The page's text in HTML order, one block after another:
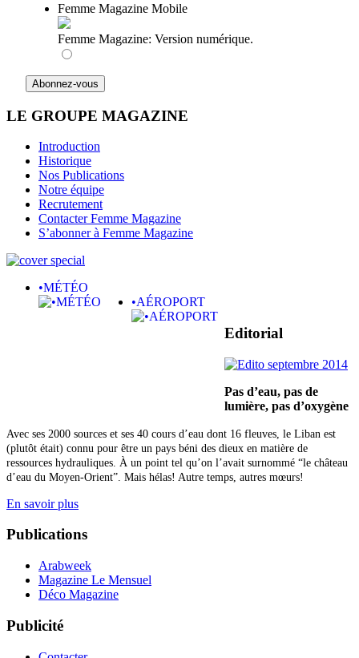
Femme Magazine Mobile
Femme Magazine: Version numérique.
LE GROUPE MAGAZINE
Introduction
Historique
Nos Publications
Notre équipe
Recrutement
Contacter Femme Magazine
S’abonner à Femme Magazine
•MÉTÉO
•AÉROPORT
Editorial
Pas d’eau, pas de
lumière, pas d’oxygène
Avec ses 2000 sources et ses 40 cours d’eau dont 16 fleuves, le Liban est
(plutôt était) connu pour être un pays béni des dieux en matière de
ressources hydrauliques. À un point tel qu’on l’avait surnommé “le château
d’eau du Moyen-Orient”. Mais hélas! Autre temps, autres mœurs!
En savoir plus
Publications
Arabweek
Magazine Le Mensuel
Déco Magazine
Publicité